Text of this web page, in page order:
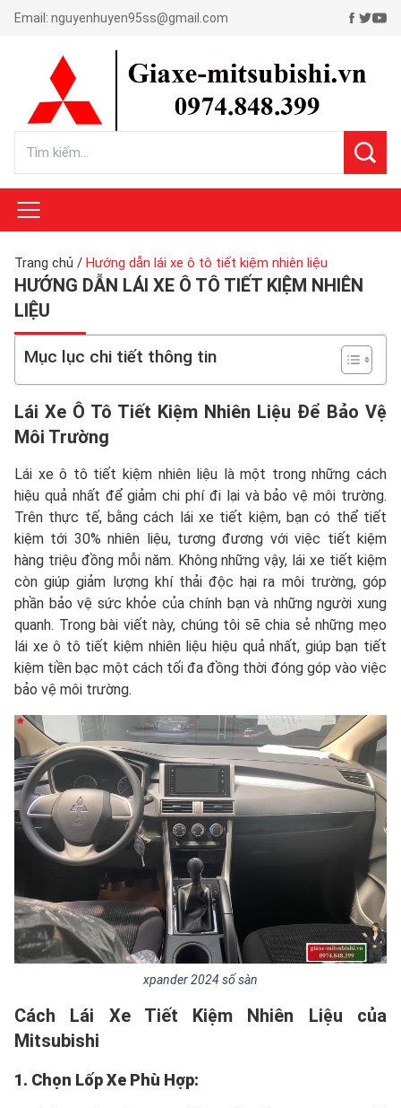
Email: nguyenhuyen95ss@gmail.com
Trang chủ / Hướng dẫn lái xe ô tô tiết kiệm nhiên liệu
HƯỚNG DẪN LÁI XE Ô TÔ TIẾT KIỆM NHIÊN
LIỆU
Mục lục chi tiết thông tin
Lái Xe Ô Tô Tiết Kiệm Nhiên Liệu Để Bảo Vệ
Môi Trường
Lái xe ô tô tiết kiệm nhiên liệu là một trong những cách
hiệu quả nhất để giảm chi phí đi lại và bảo vệ môi trường.
Trên thực tế, bằng cách lái xe tiết kiệm, bạn có thể tiết
kiệm tới 30% nhiên liệu, tương đương với việc tiết kiệm
hàng triệu đồng mỗi năm. Không những vậy, lái xe tiết kiệm
còn giúp giảm lượng khí thải độc hại ra môi trường, góp
phần bảo vệ sức khỏe của chính bạn và những người xung
quanh. Trong bài viết này, chúng tôi sẽ chia sẻ những mẹo
lái xe ô tô tiết kiệm nhiên liệu hiệu quả nhất, giúp bạn tiết
kiệm tiền bạc một cách tối đa đồng thời đóng góp vào việc
bảo vệ môi trường.
xpander 2024 số sàn
Cách Lái Xe Tiết Kiệm Nhiên Liệu của
Mitsubishi
1. Chọn Lốp Xe Phù Hợp: